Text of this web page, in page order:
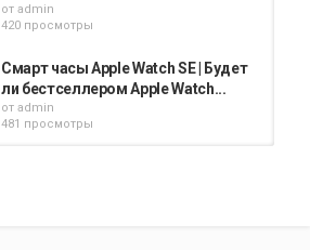
от admin
420 просмотры
Смарт часы Apple Watch SE | Будет
ли бестселлером Apple Watch...
от admin
481 просмотры